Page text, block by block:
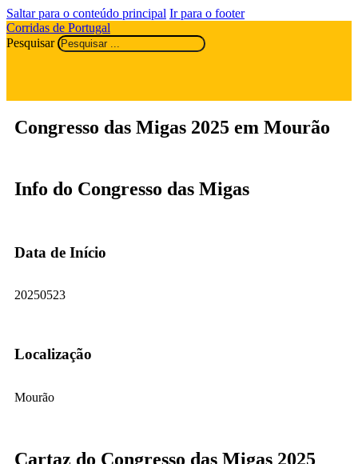
Saltar para o conteúdo principal Ir para o footer
Corridas de Portugal
Pesquisar
Congresso das Migas 2025 em Mourão
Info do Congresso das Migas
Data de Início
20250523
Localização
Mourão
Cartaz do Congresso das Migas 2025